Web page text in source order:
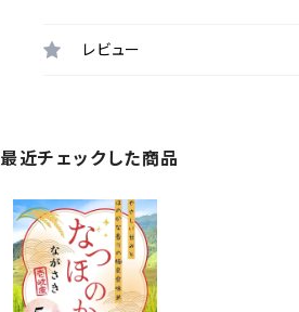
レビュー
最近チェックした商品